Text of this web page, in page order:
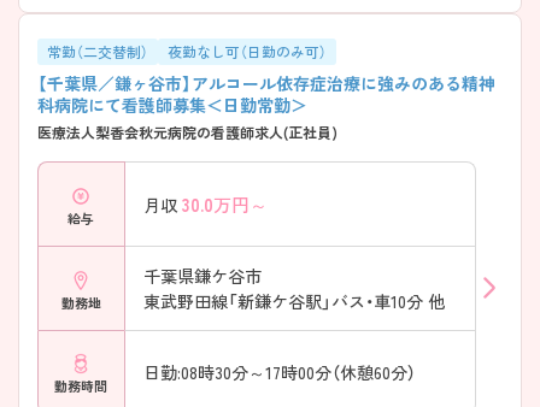
常勤（二交替制） 夜勤なし可（日勤のみ可）
【千葉県／鎌ヶ谷市】アルコール依存症治療に強みのある精神
科病院にて看護師募集＜日勤常勤＞
医療法人梨香会秋元病院の看護師求人(正社員)
給与
月収 30.0万円～
勤務地
千葉県鎌ケ谷市
東武野田線「新鎌ケ谷駅」バス・車10分 他
勤務時間
日勤:08時30分～17時00分（休憩60分）